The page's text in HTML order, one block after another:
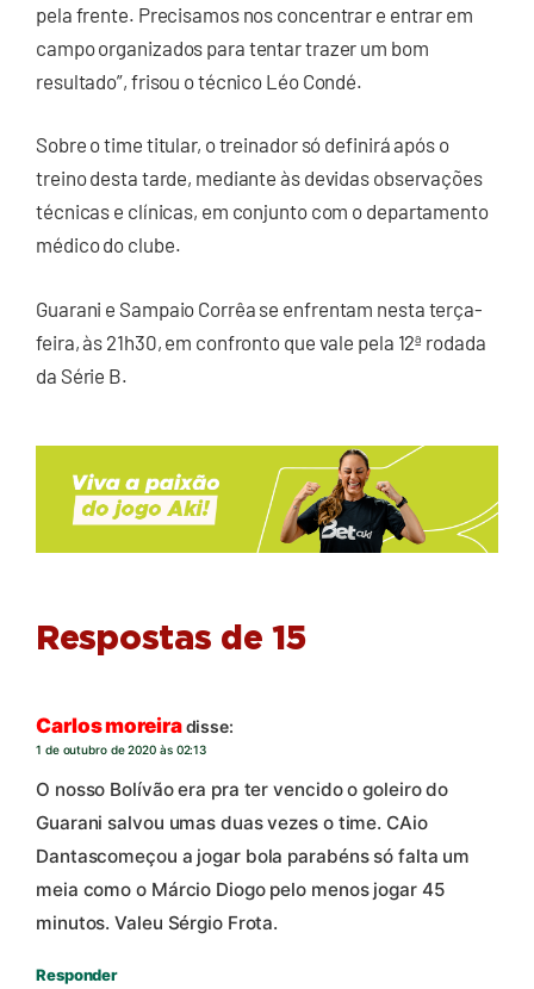
pela frente. Precisamos nos concentrar e entrar em
campo organizados para tentar trazer um bom
resultado”, frisou o técnico Léo Condé.
Sobre o time titular, o treinador só definirá após o
treino desta tarde, mediante às devidas observações
técnicas e clínicas, em conjunto com o departamento
médico do clube.
Guarani e Sampaio Corrêa se enfrentam nesta terça-
feira, às 21h30, em confronto que vale pela 12ª rodada
da Série B.
Respostas de 15
Carlos moreiradisse:
1 de outubro de 2020 às 02:13
O nosso Bolívão era pra ter vencido o goleiro do
Guarani salvou umas duas vezes o time. CAio
Dantascomeçou a jogar bola parabéns só falta um
meia como o Márcio Diogo pelo menos jogar 45
minutos. Valeu Sérgio Frota.
Responder